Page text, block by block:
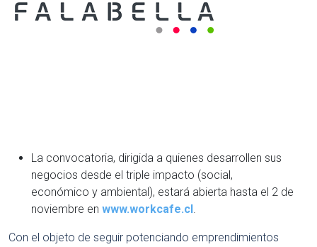
La convocatoria, dirigida a quienes desarrollen sus
negocios desde el triple impacto (social,
económico y ambiental), estará abierta hasta el 2 de
noviembre en www.workcafe.cl.
Con el objeto de seguir potenciando emprendimientos